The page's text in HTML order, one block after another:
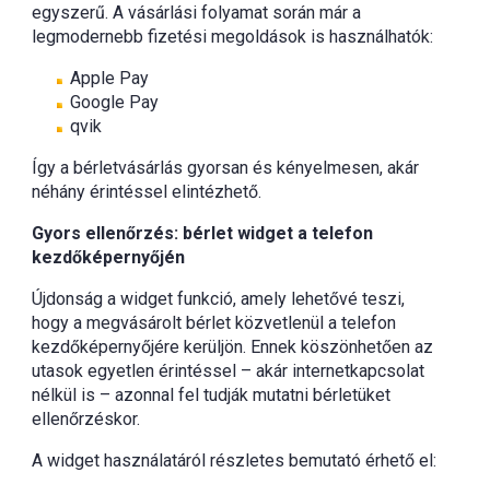
egyszerű. A vásárlási folyamat során már a
legmodernebb fizetési megoldások is használhatók:
Apple Pay
Google Pay
qvik
Így a bérletvásárlás gyorsan és kényelmesen, akár
néhány érintéssel elintézhető.
Gyors ellenőrzés: bérlet widget a telefon
kezdőképernyőjén
Újdonság a widget funkció, amely lehetővé teszi,
hogy a megvásárolt bérlet közvetlenül a telefon
kezdőképernyőjére kerüljön. Ennek köszönhetően az
utasok egyetlen érintéssel – akár internetkapcsolat
nélkül is – azonnal fel tudják mutatni bérletüket
ellenőrzéskor.
A widget használatáról részletes bemutató érhető el: